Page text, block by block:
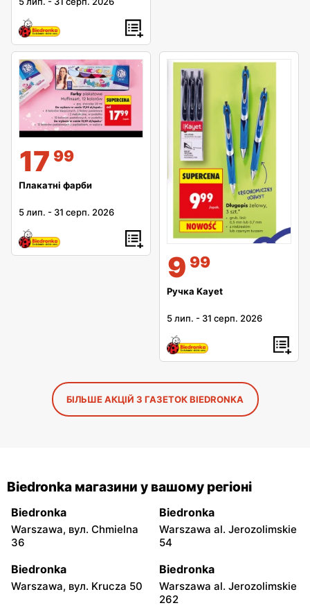
17 99
Плакатні фарби
5 лип. - 31 серп. 2026
9 99
Ручка Kayet
5 лип. - 31 серп. 2026
БІЛЬШЕ АКЦІЙ З ГАЗЕТОК BIEDRONKA
Biedronka магазини у вашому регіоні
Biedronka
Warszawa, вул. Chmielna
36
Biedronka
Warszawa al. Jerozolimskie
54
Biedronka
Warszawa, вул. Krucza 50
Biedronka
Warszawa al. Jerozolimskie
262